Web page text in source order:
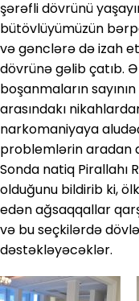
şərəfli dövrünü
bütövlüyümüzün
və gənclərə də izah
dövrünə gəlib çatıb.
boşanmaların
arasındakı
narkomaniyaya
problemlərin aradan
Sonda natiq Pirallahı
olduğunu bildirib ki,
edən ağsaqqallar
və bu seçkilərdə
dəstəkləyəcəklər.